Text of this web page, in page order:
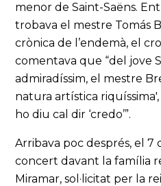
menor de Saint-Saëns.
trobava el mestre Tomás
crònica de l’endemà, el
comentava que “del jove
admiradíssim, el mestre
natura artística
ho diu cal dir ‘credo’”.
Arribava poc després, el 7
concert davant la família
Miramar, sol·licitat per la